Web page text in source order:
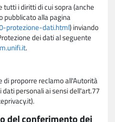
i diritti di cui sopra (anche
pubblicato alla pagina
protezione-dati.html) inviando
dei dati al seguente
.
di proporre reclamo all'Autorità
personali ai sensi dell'art.77
del conferimento dei